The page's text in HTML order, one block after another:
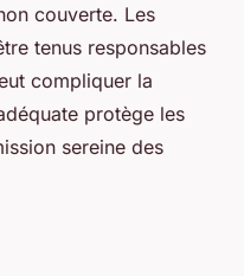
couverte. Les
tenus responsables
compliquer la
protège les
sereine des